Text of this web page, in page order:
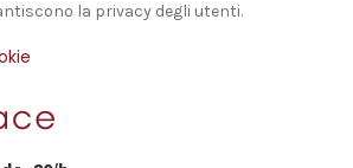
la privacy degli utenti.